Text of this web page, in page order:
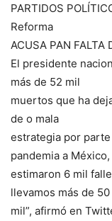
PARTIDOS
Reforma
ACUSA PAN FALTA
El presidente
más de 52 mil
muertos que ha
de o mala
estrategia por
pandemia a México,
estimaron 6 mil
llevamos más de 50
mil”, afirmó en